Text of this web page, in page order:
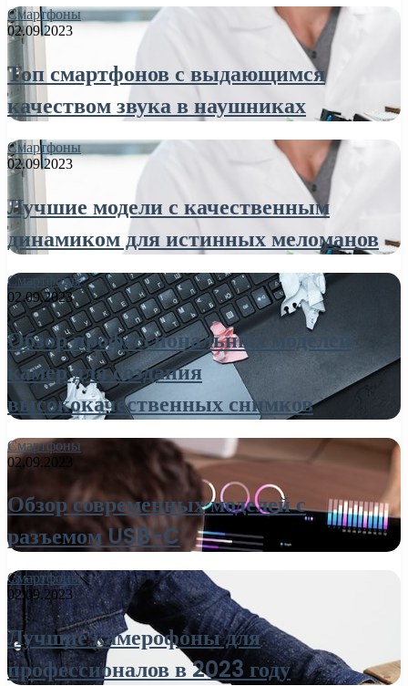
Смартфоны
02.09.2023
Топ смартфонов с выдающимся
качеством звука в наушниках
Смартфоны
02.09.2023
Лучшие модели с качественным
динамиком для истинных меломанов
Смартфоны
02.09.2023
Обзор профессиональных моделей
камер для создания
высококачественных снимков
Смартфоны
02.09.2023
Обзор современных моделей с
разъемом USB-C
Смартфоны
02.09.2023
Лучшие камерофоны для
профессионалов в 2023 году